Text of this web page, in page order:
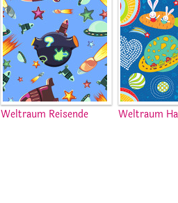
Weltraum Reisende Weltraum